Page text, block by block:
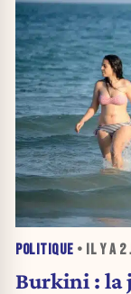
POLITIQUE • IL Y A 2
Burkini : la